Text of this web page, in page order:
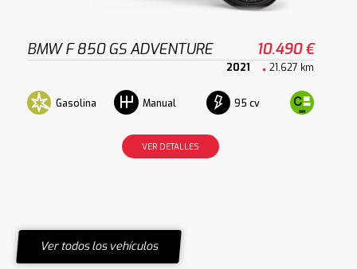
BMW F 850 GS ADVENTURE 10.490 €
2021 21.627 km
Gasolina Manual 95 cv
VER DETALLES
Ver todos los vehículos